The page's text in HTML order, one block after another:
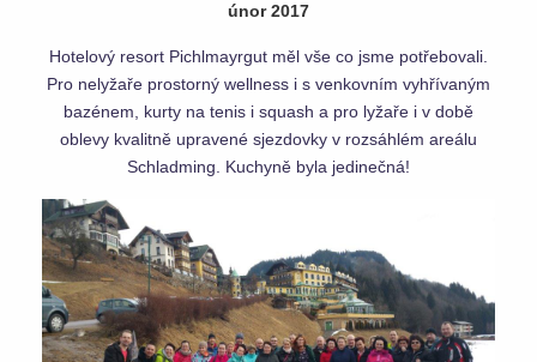
únor 2017
Hotelový resort Pichlmayrgut měl vše co jsme potřebovali.
Pro nelyžaře prostorný wellness i s venkovním vyhřívaným
bazénem, kurty na tenis i squash a pro lyžaře i v době
oblevy kvalitně upravené sjezdovky v rozsáhlém areálu
Schladming. Kuchyně byla jedinečná!